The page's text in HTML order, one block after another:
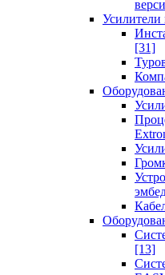
[31]
[13]